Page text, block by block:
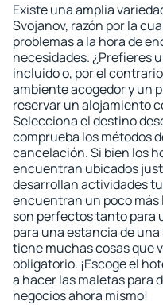
Existe una amplia
Svojanov, razón por la
problemas a la hora de
necesidades. ¿Prefieres
incluido o, por el
ambiente acogedor y un
reservar un alojamiento
Selecciona el destino
comprueba los métodos
cancelación. Si bien los
encuentran ubicados
desarrollan actividades
encuentran un poco más
son perfectos tanto para
para una estancia de
tiene muchas cosas que
obligatorio. ¡Escoge el
a hacer las maletas para
negocios ahora mismo!